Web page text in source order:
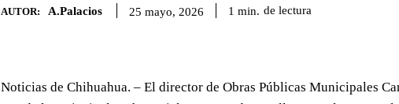
AUTOR: A.Palacios 25 mayo, 2026 1 min. de lectura
Noticias de Chihuahua. – El director de Obras Públicas Municipales